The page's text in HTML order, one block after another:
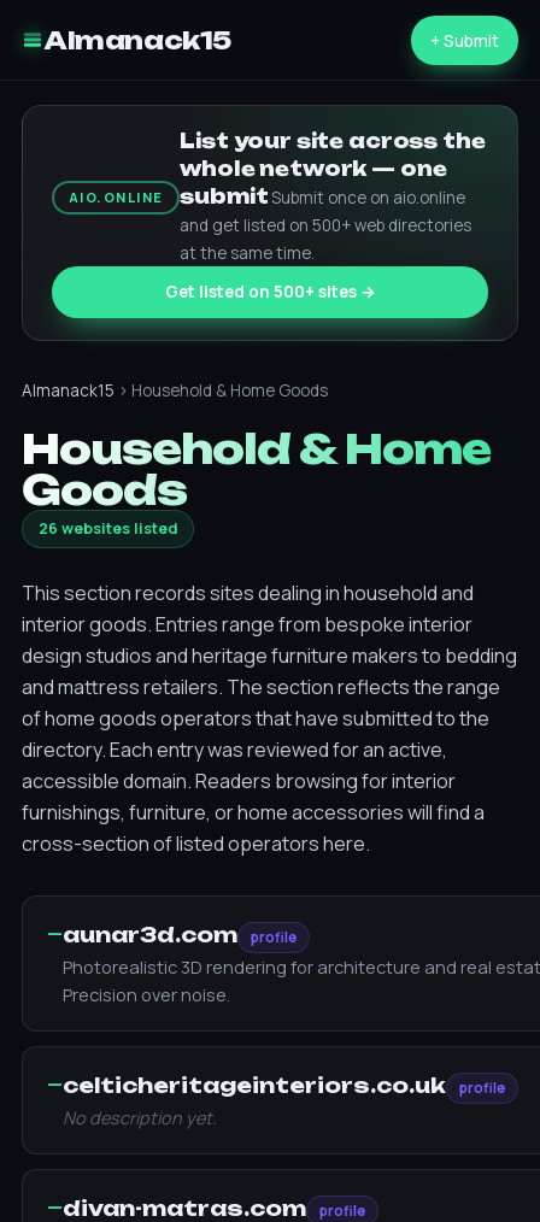
Almanack15 + Submit
AIO.ONLINE
List your site across the
whole network — one
submitSubmit once on aio.online
and get listed on 500+ web directories
at the same time.
Get listed on 500+ sites →
Almanack15 › Household & Home Goods
Household & Home
Goods
26 websites listed
This section records sites dealing in household and
interior goods. Entries range from bespoke interior
design studios and heritage furniture makers to bedding
and mattress retailers. The section reflects the range
of home goods operators that have submitted to the
directory. Each entry was reviewed for an active,
accessible domain. Readers browsing for interior
furnishings, furniture, or home accessories will find a
cross-section of listed operators here.
—aunar3d.com profile
Photorealistic 3D rendering for architecture and real
Precision over noise.
—celticheritageinteriors.co.uk profile
No description yet.
—divan-matras.com profile